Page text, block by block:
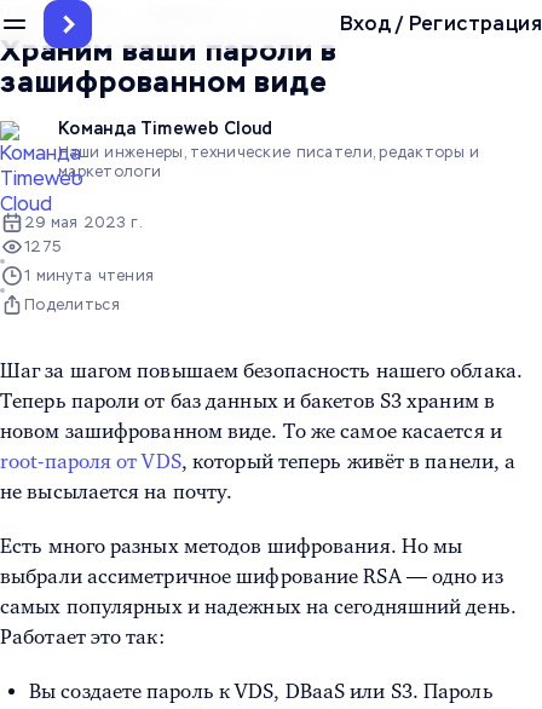
Вход/ Регистрация
Главная Блог
Храним ваши пароли в
зашифрованном виде
Команда Timeweb Cloud
Наши инженеры, технические писатели, редакторы и
маркетологи
29 мая 2023 г.
1275
1 минута чтения
Поделиться
Шаг за шагом повышаем безопасность нашего облака.
Теперь пароли от баз данных и бакетов S3 храним в
новом зашифрованном виде. То же самое касается и
root-пароля от VDS, который теперь живёт в панели, а
не высылается на почту.
Есть много разных методов шифрования. Но мы
выбрали ассиметричное шифрование RSA — одно из
самых популярных и надежных на сегодняшний день.
Работает это так:
Вы создаете пароль к VDS, DBaaS или S3. Пароль